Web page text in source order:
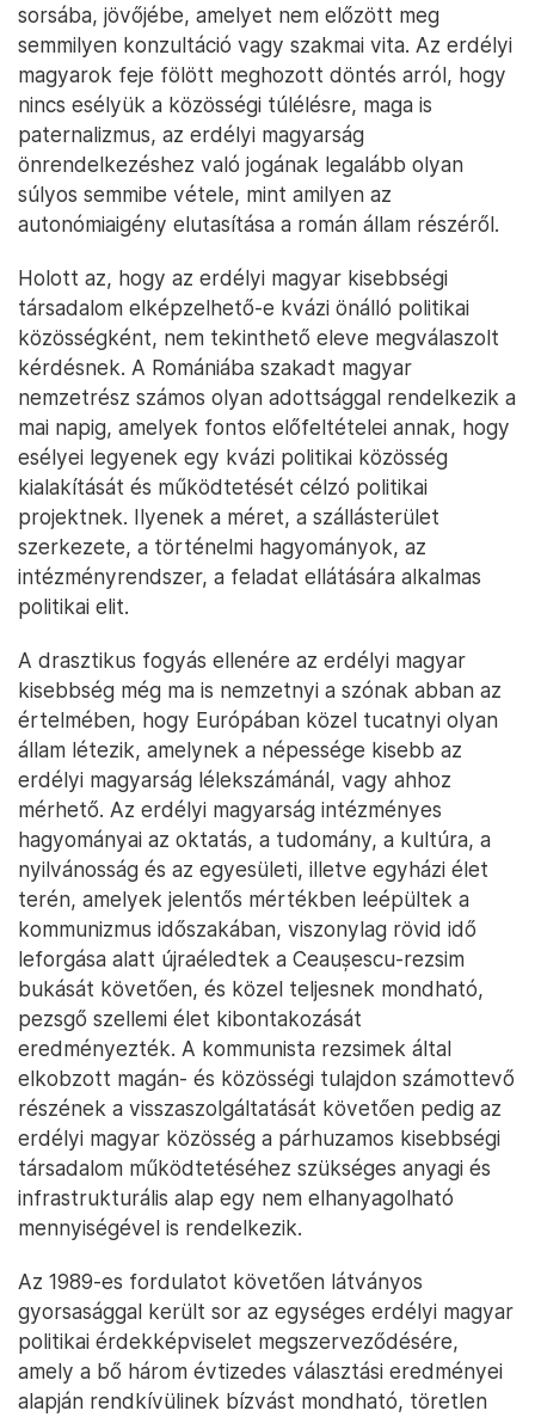
sorsába, jövőjébe, amelyet nem előzött meg
semmilyen konzultáció vagy szakmai vita. Az erdélyi
magyarok feje fölött meghozott döntés arról, hogy
nincs esélyük a közösségi túlélésre, maga is
paternalizmus, az erdélyi magyarság
önrendelkezéshez való jogának legalább olyan
súlyos semmibe vétele, mint amilyen az
autonómiaigény elutasítása a román állam részéről.
Holott az, hogy az erdélyi magyar kisebbségi
társadalom elképzelhető-e kvázi önálló politikai
közösségként, nem tekinthető eleve megválaszolt
kérdésnek. A Romániába szakadt magyar
nemzetrész számos olyan adottsággal rendelkezik a
mai napig, amelyek fontos előfeltételei annak, hogy
esélyei legyenek egy kvázi politikai közösség
kialakítását és működtetését célzó politikai
projektnek. Ilyenek a méret, a szállásterület
szerkezete, a történelmi hagyományok, az
intézményrendszer, a feladat ellátására alkalmas
politikai elit.
A drasztikus fogyás ellenére az erdélyi magyar
kisebbség még ma is nemzetnyi a szónak abban az
értelmében, hogy Európában közel tucatnyi olyan
állam létezik, amelynek a népessége kisebb az
erdélyi magyarság lélekszámánál, vagy ahhoz
mérhető. Az erdélyi magyarság intézményes
hagyományai az oktatás, a tudomány, a kultúra, a
nyilvánosság és az egyesületi, illetve egyházi élet
terén, amelyek jelentős mértékben leépültek a
kommunizmus időszakában, viszonylag rövid idő
leforgása alatt újraéledtek a Ceaușescu-rezsim
bukását követően, és közel teljesnek mondható,
pezsgő szellemi élet kibontakozását
eredményezték. A kommunista rezsimek által
elkobzott magán- és közösségi tulajdon számottevő
részének a visszaszolgáltatását követően pedig az
erdélyi magyar közösség a párhuzamos kisebbségi
társadalom működtetéséhez szükséges anyagi és
infrastrukturális alap egy nem elhanyagolható
mennyiségével is rendelkezik.
Az 1989-es fordulatot követően látványos
gyorsasággal került sor az egységes erdélyi magyar
politikai érdekképviselet megszerveződésére,
amely a bő három évtizedes választási eredményei
alapján rendkívülinek bízvást mondható, töretlen